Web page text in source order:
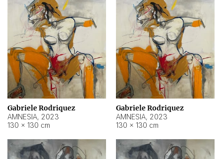
Gabriele Rodriquez
AMNESIA, 2023
130 × 130 cm
Gabriele Rodriquez
AMNESIA, 2023
130 × 130 cm